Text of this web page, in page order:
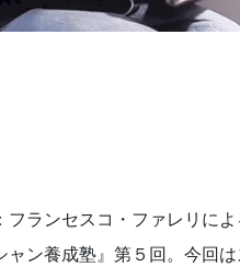
フランセスコ・ファレリに
ン養成塾』第５回。今回